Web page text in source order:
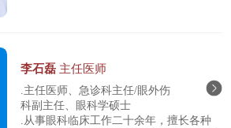
李石磊 主任医师
.主任医师、急诊科主任/眼外伤
科副主任、眼科学硕士
.从事眼科临床工作二十余年，擅长各种